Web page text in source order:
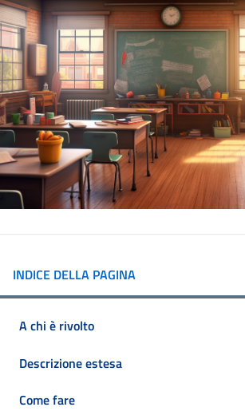
INDICE DELLA PAGINA
A chi è rivolto
Descrizione estesa
Come fare